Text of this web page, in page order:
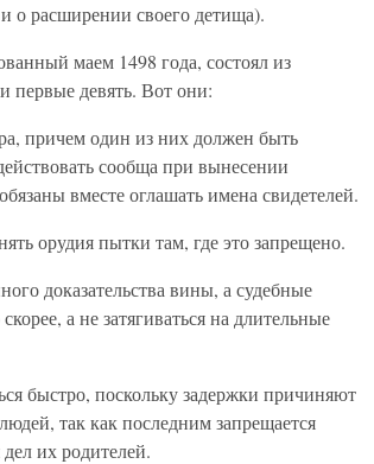
о расширении своего детища).
маем 1498 года, состоял из
первые девять. Вот они:
причем один из них должен быть
сообща при вынесении
вместе оглашать имена свидетелей.
орудия пытки там, где это запрещено.
доказательства вины, а судебные
а не затягиваться на длительные
быстро, поскольку задержки причиняют
так как последним запрещается
их родителей.